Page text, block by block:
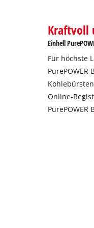
the
site
with
their
CMP
add
this
content
Kraftvoll
Einhell
Für höchste
Online-
PurePOWER